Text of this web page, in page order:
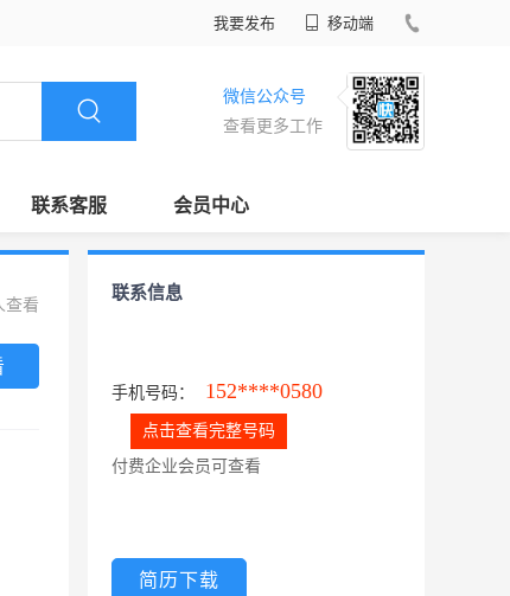
我要发布 移动端
微信公众号
查看更多工作
联系客服 会员中心
查看
联系信息
手机号码： 152****0580
点击查看完整号码
付费企业会员可查看
简历下载